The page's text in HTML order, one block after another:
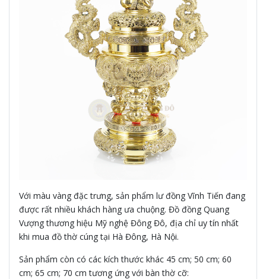
Với màu vàng đặc trưng, sản phẩm lư đồng Vĩnh Tiến đang
được rất nhiều khách hàng ưa chuộng. Đồ đồng Quang
Vượng thương hiệu Mỹ nghệ Đông Đô, địa chỉ uy tín nhất
khi mua đồ thờ cúng tại Hà Đông, Hà Nội.
Sản phẩm còn có các kích thước khác 45 cm; 50 cm; 60
cm; 65 cm; 70 cm tương ứng với bàn thờ cỡ: